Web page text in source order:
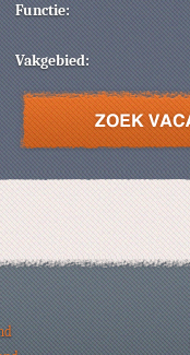
Functie:
Vakgebied: